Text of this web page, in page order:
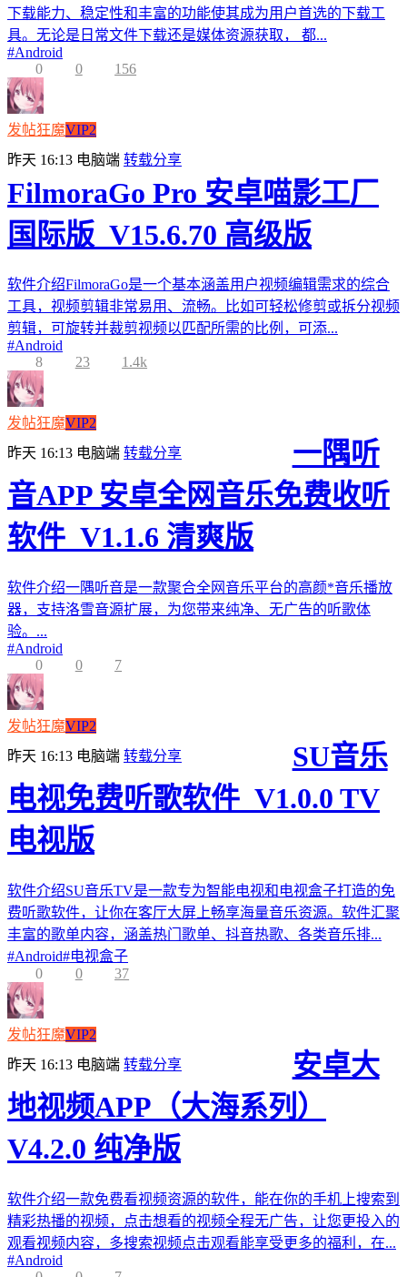
下载能力、稳定性和丰富的功能使其成为用户首选的下载工
具。无论是日常文件下载还是媒体资源获取， 都...
#Android
0
0 156
发帖狂魔VIP2
昨天 16:13 电脑端 转载分享
FilmoraGo Pro 安卓喵影工厂
国际版_V15.6.70 高级版
软件介绍FilmoraGo是一个基本涵盖用户视频编辑需求的综合
工具，视频剪辑非常易用、流畅。比如可轻松修剪或拆分视频
剪辑，可旋转并裁剪视频以匹配所需的比例，可添...
#Android
8
23 1.4k
发帖狂魔VIP2
昨天 16:13 电脑端 转载分享
一隅听
音APP 安卓全网音乐免费收听
软件_V1.1.6 清爽版
软件介绍一隅听音是一款聚合全网音乐平台的高颜*音乐播放
器，支持洛雪音源扩展，为您带来纯净、无广告的听歌体
验。...
#Android
0
0 7
发帖狂魔VIP2
昨天 16:13 电脑端 转载分享
SU音乐
电视免费听歌软件_V1.0.0 TV
电视版
软件介绍SU音乐TV是一款专为智能电视和电视盒子打造的免
费听歌软件，让你在客厅大屏上畅享海量音乐资源。软件汇聚
丰富的歌单内容，涵盖热门歌单、抖音热歌、各类音乐排...
#Android#电视盒子
0
0 37
发帖狂魔VIP2
昨天 16:13 电脑端 转载分享
安卓大
地视频APP（大海系列）
V4.2.0 纯净版
软件介绍一款免费看视频资源的软件，能在你的手机上搜索到
精彩热播的视频，点击想看的视频全程无广告，让您更投入的
观看视频内容，多搜索视频点击观看能享受更多的福利，在...
#Android